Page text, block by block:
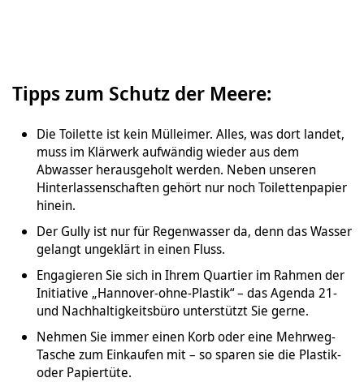
Tipps zum Schutz der Meere:
Die Toilette ist kein Mülleimer. Alles, was dort landet,
muss im Klärwerk aufwändig wieder aus dem
Abwasser herausgeholt werden. Neben unseren
Hinterlassenschaften gehört nur noch Toilettenpapier
hinein.
Der Gully ist nur für Regenwasser da, denn das Wasser
gelangt ungeklärt in einen Fluss.
Engagieren Sie sich in Ihrem Quartier im Rahmen der
Initiative „Hannover-ohne-Plastik“ – das Agenda 21-
und Nachhaltigkeitsbüro unterstützt Sie gerne.
Nehmen Sie immer einen Korb oder eine Mehrweg-
Tasche zum Einkaufen mit – so sparen sie die Plastik-
oder Papiertüte.